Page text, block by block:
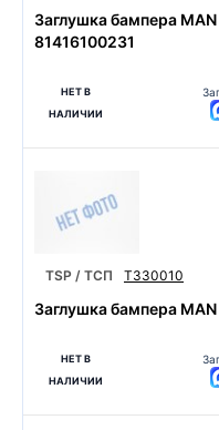
Заглушка бампера
81416100231
НЕТ В
НАЛИЧИИ
TSP / ТСП T330010
Заглушка бампера
НЕТ В
НАЛИЧИИ